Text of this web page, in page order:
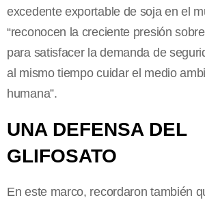
excedente exportable de soja en el
“reconocen la creciente presión
para satisfacer la demanda de
al mismo tiempo cuidar el medio
humana”.
UNA DEFENSA DEL
GLIFOSATO
En este marco, recordaron también